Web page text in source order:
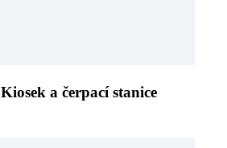
Kiosek a čerpací stanice